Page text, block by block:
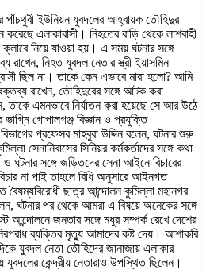
পাঁচথুবী ইউনিয়ন যুবদলের আহ্বায়ক তৌহিদুর
করেছে এলাকাবাসী। নিহতের বাড়ি থেকে লাশবাহী
নিয়ে যাওয়া হয়। এ সময় ঘটনার সঙ্গে
রাখেন, নিহত যুবদল নেতার স্ত্রী ইয়াসমিন
ছিল না। তাকে কেন এভাবে মারা হলো? আমি
রাখেন, তৌহিদুরের সঙ্গে আটক করা
তাকে এমনভাবে নির্যাতন করা হয়েছে সে আর উঠে
ভাগ্নি গোপালগঞ্জ বিজ্ঞান ও প্রযুক্তি
প্রফেসর মাহবুবা উদ্দিন বলেন, ঘটনার শুরু
সেনানিবাসের সিনিয়র কর্মকর্তাদের সঙ্গে কথা
ঘটনার সঙ্গে জড়িতদের সেনা আইনে বিচারের
না পাই তাহলে বিধি অনুসারে আইনগত
ছাত্র আন্দোলন কুমিল্লা মহানগর
ঘটনার পর থেকে আমরা এ বিষয়ে অনেকের সঙ্গে
আন্দোলনে জনতার সঙ্গে মধুর সম্পর্ক রেখে দেশের
ব্যক্তির মৃত্যু আমাদের কষ্ট দেয়। আশাকরি
যুবদল নেতা তৌহিদের জানাজায় এলাকার
কেন্দ্রীয় নেতারাও উপস্থিত ছিলেন।